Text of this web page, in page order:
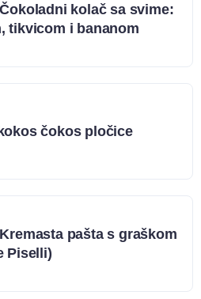
kolač sa svime:
tikvicom i bananom
čokos pločice
pašta s graškom
Piselli)